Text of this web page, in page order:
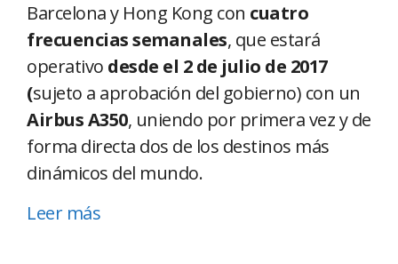
Barcelona y Hong Kong con cuatro
frecuencias semanales, que estará
operativo desde el 2 de julio de 2017
(sujeto a aprobación del gobierno) con un
Airbus A350, uniendo por primera vez y de
forma directa dos de los destinos más
dinámicos del mundo.
Leer más